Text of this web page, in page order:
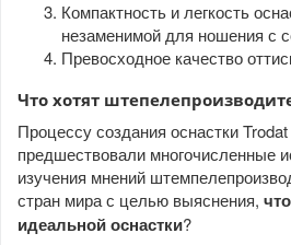
Компактность и легкость
незаменимой для ношения с
Превосходное качество
Что хотят
Процессу создания оснастки
предшествовали многочисленные
изучения мнений
стран мира с целью выяснения,
идеальной оснастки?